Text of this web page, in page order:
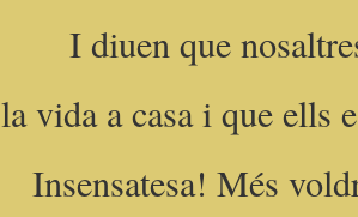
I diuen que
la vida a casa i que ells
Insensatesa! Més